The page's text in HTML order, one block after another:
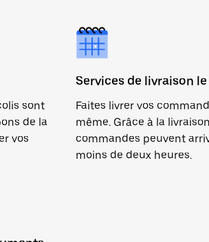
sont
de la
vos
Services de livraison
Faites livrer vos
même. Grâce à la
commandes peuvent
moins de deux heures.